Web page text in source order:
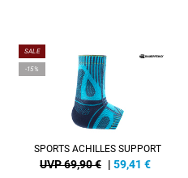
SALE
-15%
SPORTS ACHILLES SUPPORT
UVP 69,90 € | 59,41 €